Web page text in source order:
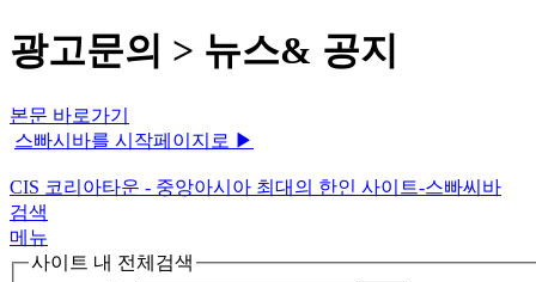
광고문의 > 뉴스& 공지
본문 바로가기
스빠시바를 시작페이지로 ▶
CIS 코리아타운 - 중앙아시아 최대의 한인 사이트-스빠씨바
검색
메뉴
사이트 내 전체검색